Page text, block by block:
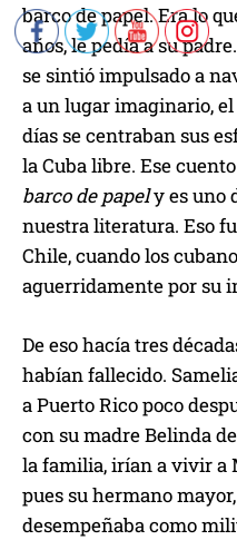
barco de papel. Era lo
años, le pedía a su
se sintió impulsado a
a un lugar imaginario,
días se centraban sus
la Cuba libre. Ese
barco de papely es uno
nuestra literatura. Eso
Chile, cuando los
aguerridamente por su
De eso hacía tres
habían fallecido.
a Puerto Rico poco
con su madre Belinda
la familia, irían a vivir a
pues su hermano
desempeñaba como